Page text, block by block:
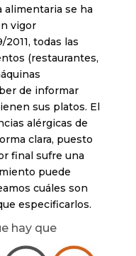
alimentaria se ha
vigor
todas las
(restaurantes,
de informar
sus platos. El
alérgicas de
clara, puesto
final sufre una
puede
cuáles son
especificarlos.
hay que